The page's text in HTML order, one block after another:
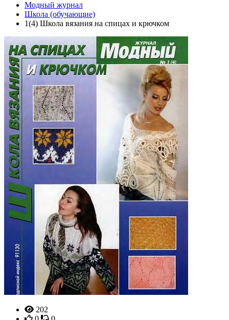
Модный журнал
Школа (обучающие)
1(4) Школа вязания на спицах и крючком
202